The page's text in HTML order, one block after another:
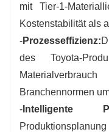
mit Tier-1-
Kostenstabilität als
-Prozesseffizienz:
des Toyota-
Branchennormen
- Intelligente